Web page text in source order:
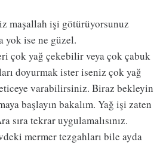
maşallah işi götürüyorsunuz
yok ise ne güzel.
çok yağ çekebilir veya çok çabuk
doyurmak ister iseniz çok yağ
varabilirsiniz. Biraz bekleyin
başlayın bakalım. Yağ işi zaten
sıra tekrar uygulamalısınız.
mermer tezgahları bile ayda